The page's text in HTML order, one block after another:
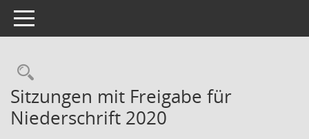
Toggle navigation
Rechercheauswahl
Sitzungen mit Freigabe für
Niederschrift 2020